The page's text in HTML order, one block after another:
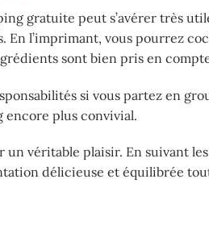
gratuite peut s’avérer très
l’imprimant, vous pourrez
sont bien pris en
si vous partez en
encore plus convivial.
véritable plaisir. En suivant
délicieuse et équilibrée